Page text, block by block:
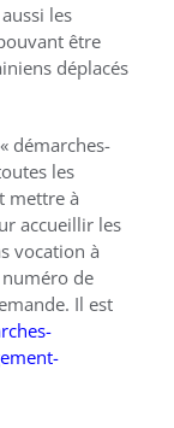
les
être
déplacés
démarches-
les
mettre à
accueillir les
vocation à
de
Il est